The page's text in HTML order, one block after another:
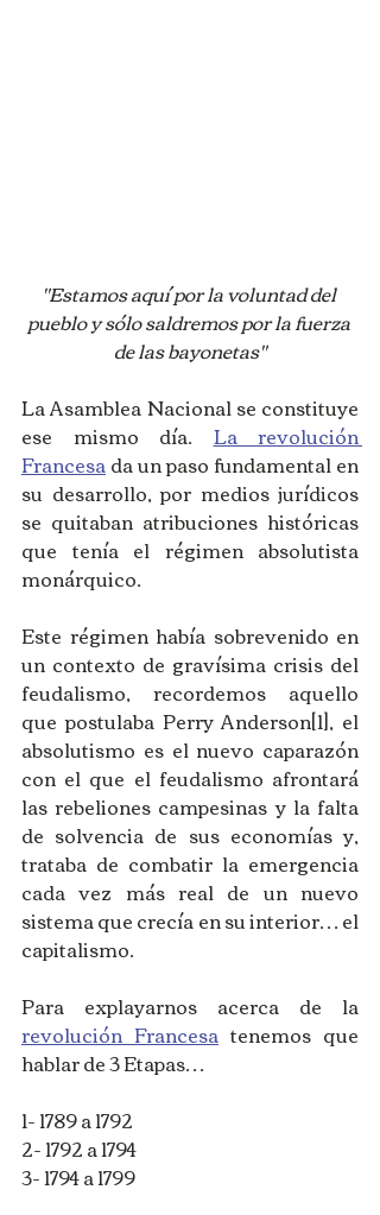
"Estamos aquí por la voluntad del
pueblo y sólo saldremos por la fuerza
de las bayonetas"
La Asamblea Nacional se constituye
ese mismo día. La revolución
Francesa da un paso fundamental en
su desarrollo, por medios jurídicos
se quitaban atribuciones históricas
que tenía el régimen absolutista
monárquico.
Este régimen había sobrevenido en
un contexto de gravísima crisis del
feudalismo, recordemos aquello
que postulaba Perry Anderson[1], el
absolutismo es el nuevo caparazón
con el que el feudalismo afrontará
las rebeliones campesinas y la falta
de solvencia de sus economías y,
trataba de combatir la emergencia
cada vez más real de un nuevo
sistema que crecía en su interior… el
capitalismo.
revolución Francesa tenemos que
hablar de 3 Etapas…
1- 1789 a 1792
2- 1792 a 1794
3- 1794 a 1799